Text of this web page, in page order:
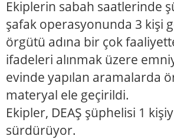
Ekiplerin sabah saatlerinde
şafak operasyonunda 3 kişi
örgütü adına bir çok
ifadeleri alınmak üzere
evinde yapılan aramalarda
materyal ele geçirildi.
Ekipler, DEAŞ şüphelisi 1
sürdürüyor.